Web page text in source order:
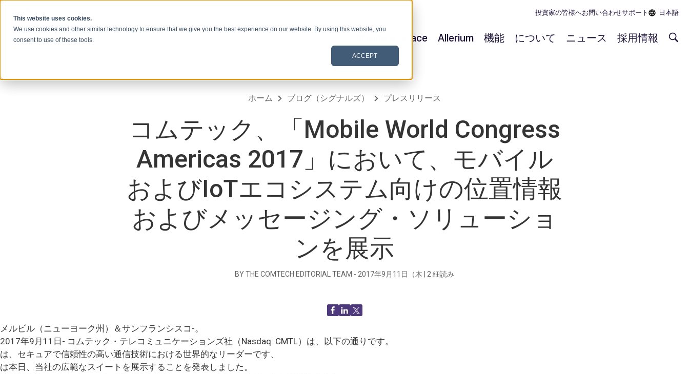
This website uses cookies.
We use cookies and other similar technology to ensure that we give you the best experience on our website. By using this website, you
consent to use of these tools.
ACCEPT
投資家の皆様へお問い合わせサポート 日本語
Satellite & Space Allerium 機能 について ニュース 採用情報
ホーム ブログ（シグナルズ） プレスリリース
コムテック、「Mobile World Congress
Americas 2017」において、モバイル
およびIoTエコシステム向けの位置情報
およびメッセージング・ソリューショ
ンを展示
BY THE COMTECH EDITORIAL TEAM - 2017年9月11日（木 2 細読み
メルビル（ニューヨーク州）＆サンフランシスコ-。
2017年9月11日- コムテック・テレコミュニケーションズ社（Nasdaq: CMTL）は、以下の通りです。
は、セキュアで信頼性の高い通信技術における世界的なリーダーです、
は本日、当社の広範なスイートを展示することを発表しました。